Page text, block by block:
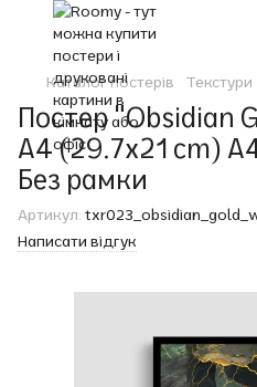
Каталог постерів Текстури
Постер "Obsidian
A4 (29.7x21 cm)
Без рамки
Артикул:
Написати відгук